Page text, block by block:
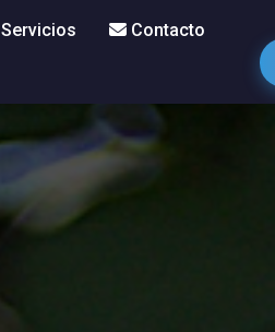
Servicios
Contacto